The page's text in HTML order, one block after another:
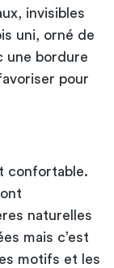
invisibles
uni, orné de
une bordure
pour
confortable.
naturelles
mais c’est
motifs et les